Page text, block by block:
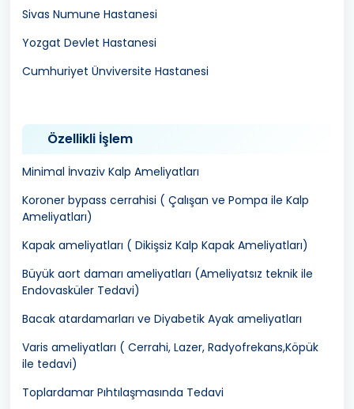
Sivas Numune Hastanesi
Yozgat Devlet Hastanesi
Cumhuriyet Ünviversite Hastanesi
Özellikli İşlem
Minimal İnvaziv Kalp Ameliyatları
Koroner bypass cerrahisi ( Çalışan ve Pompa ile Kalp
Ameliyatları)
Kapak ameliyatları ( Dikişsiz Kalp Kapak Ameliyatları)
Büyük aort damarı ameliyatları (Ameliyatsız teknik ile
Endovasküler Tedavi)
Bacak atardamarları ve Diyabetik Ayak ameliyatları
Varis ameliyatları ( Cerrahi, Lazer, Radyofrekans,Köpük
ile tedavi)
Toplardamar Pıhtılaşmasında Tedavi